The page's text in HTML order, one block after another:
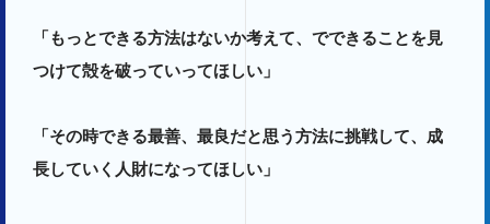
「もっとできる方法はないか考えて、でできることを見
つけて殻を破っていってほしい」
「その時できる最善、最良だと思う方法に挑戦して、成
長していく人財になってほしい」